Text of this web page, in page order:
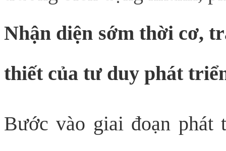
Nhận diện sớm thời cơ,
thiết của tư duy phát
Bước vào giai đoạn